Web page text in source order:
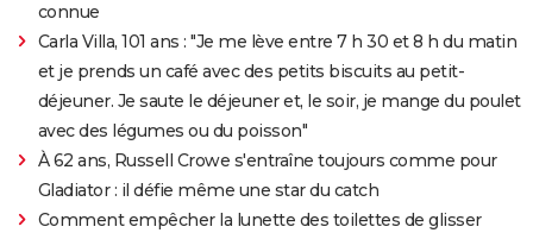
connue
Carla Villa, 101 ans : "Je me lève entre 7 h 30 et 8 h du matin
et je prends un café avec des petits biscuits au petit-
déjeuner. Je saute le déjeuner et, le soir, je mange du poulet
avec des légumes ou du poisson"
À 62 ans, Russell Crowe s'entraîne toujours comme pour
Gladiator : il défie même une star du catch
Comment empêcher la lunette des toilettes de glisser